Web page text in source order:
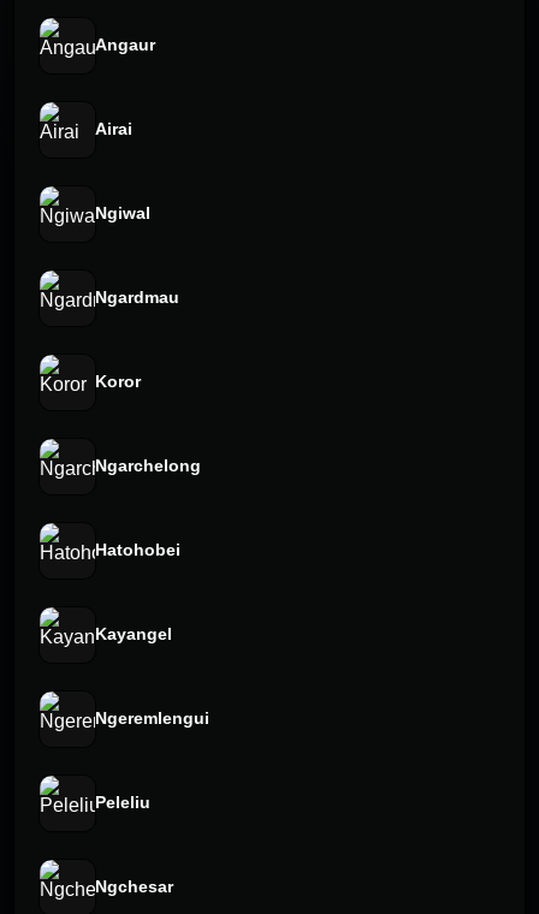
Angaur
Airai
Ngiwal
Ngardmau
Koror
Ngarchelong
Hatohobei
Kayangel
Ngeremlengui
Peleliu
Ngchesar